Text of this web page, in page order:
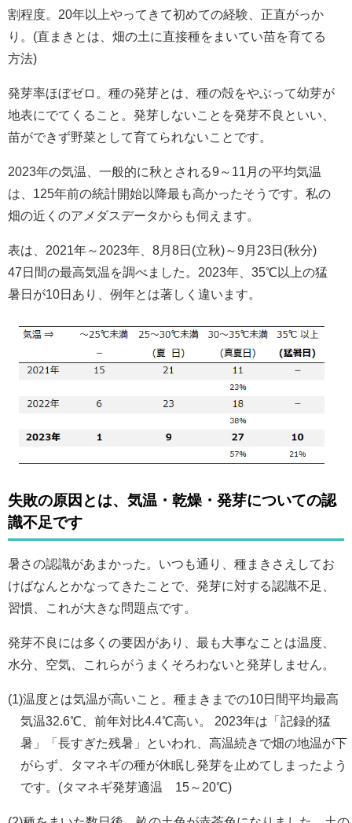
割程度。20年以上やってきて初めての経験、正直がっか
り。(直まきとは、畑の土に直接種をまいてい苗を育てる
方法)
発芽率ほぼゼロ。種の発芽とは、種の殻をやぶって幼芽が
地表にでてくること。発芽しないことを発芽不良といい、
苗ができず野菜として育てられないことです。
2023年の気温、一般的に秋とされる9～11月の平均気温
は、125年前の統計開始以降最も高かったそうです。私の
畑の近くのアメダスデータからも伺えます。
表は、2021年～2023年、8月8日(立秋)～9月23日(秋分)
47日間の最高気温を調べました。2023年、35℃以上の猛
暑日が10日あり、例年とは著しく違います。
失敗の原因とは、気温・乾燥・発芽についての認
識不足です
暑さの認識があまかった。いつも通り、種まきさえしてお
けばなんとかなってきたことで、発芽に対する認識不足、
習慣、これが大きな問題点です。
発芽不良には多くの要因があり、最も大事なことは温度、
水分、空気、これらがうまくそろわないと発芽しません。
(1)温度とは気温が高いこと。種まきまでの10日間平均最高
気温32.6℃、前年対比4.4℃高い。 2023年は「記録的猛
暑」「長すぎた残暑」といわれ、高温続きで畑の地温が下
がらず、タマネギの種が休眠し発芽を止めてしまったよう
です。(タマネギ発芽適温 15～20℃)